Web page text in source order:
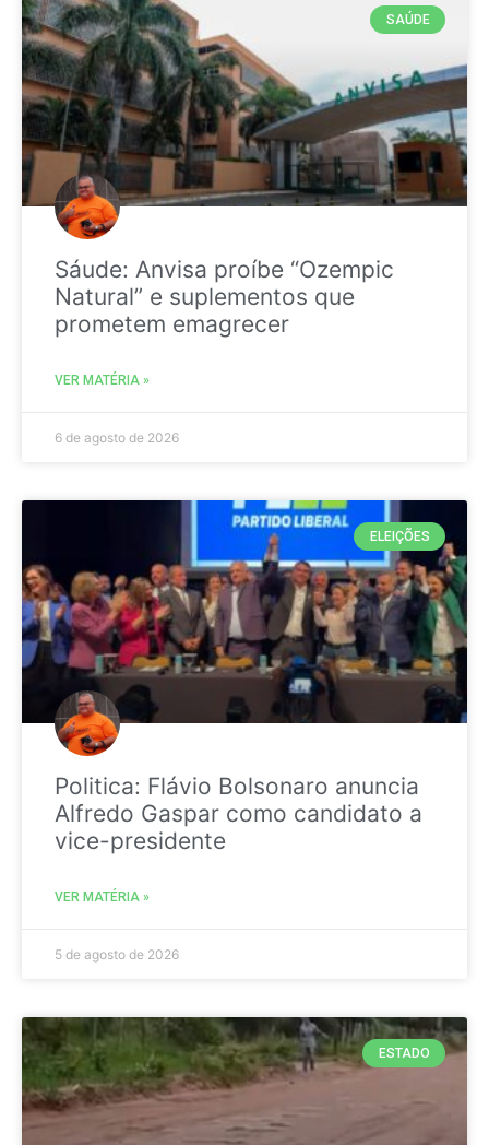
SAÚDE
Sáude: Anvisa proíbe “Ozempic
Natural” e suplementos que
prometem emagrecer
VER MATÉRIA »
6 de agosto de 2026
ELEIÇÕES
Politica: Flávio Bolsonaro anuncia
Alfredo Gaspar como candidato a
vice-presidente
VER MATÉRIA »
5 de agosto de 2026
ESTADO